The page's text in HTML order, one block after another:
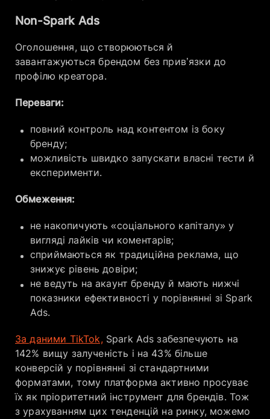
Non-Spark Ads
Оголошення, що створюються й
завантажуються брендом без прив’язки до
профілю креатора.
Переваги:
повний контроль над контентом із боку
бренду;
можливість швидко запускати власні тести й
експерименти.
Обмеження:
не накопичують «соціального капіталу» у
вигляді лайків чи коментарів;
сприймаються як традиційна реклама, що
знижує рівень довіри;
не ведуть на акаунт бренду й мають нижчі
показники ефективності у порівнянні зі Spark
Ads.
За даними TikTok,Spark Ads забезпечують на
142% вищу залученість і на 43% більше
конверсій у порівнянні зі стандартними
форматами, тому платформа активно просуває
їх як пріоритетний інструмент для брендів. Тож
з урахуванням цих тенденцій на ринку, можемо